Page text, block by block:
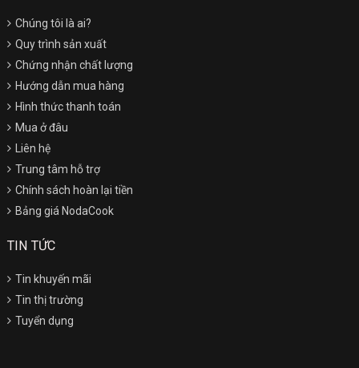
Chúng tôi là ai?
Quy trình sản xuất
Chứng nhận chất lượng
Hướng dẫn mua hàng
Hình thức thanh toán
Mua ở đâu
Liên hệ
Trung tâm hỗ trợ
Chính sách hoàn lại tiền
Bảng giá NodaCook
TIN TỨC
Tin khuyến mãi
Tin thị trường
Tuyển dụng